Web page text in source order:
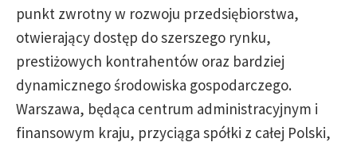
punkt zwrotny w rozwoju przedsiębiorstwa,
otwierający dostęp do szerszego rynku,
prestiżowych kontrahentów oraz bardziej
dynamicznego środowiska gospodarczego.
Warszawa, będąca centrum administracyjnym i
finansowym kraju, przyciąga spółki z całej Polski,